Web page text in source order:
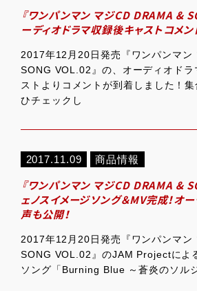
『ワンパンマン マジCD DRAMA &
ーディオドラマ収録後キャストコメン
2017年12月20日発売『ワンパンマン
SONG VOL.02』の、オーディオドラ
ストよりコメントが到着しました！
ひチェックし
2017.11.09 商品情報
『ワンパンマン マジCD DRAMA &
ェノスイメージソング＆MV完成！オ
声も公開！
2017年12月20日発売『ワンパンマン
SONG VOL.02』のJAM Projectによ
ソング「Burning Blue ～蒼炎のソル